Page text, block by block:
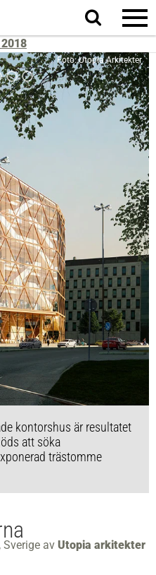
Sök
på
2018
Foto: Utopia Arkitekter
kontorshus är resultatet
att söka
trästomme
Sverige av Utopia arkitekter